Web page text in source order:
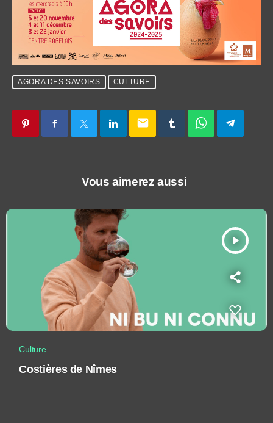
AGORA DES SAVOIRS CULTURE
email
Vous aimerez aussi
play_arrow
Culture
Costières de Nîmes